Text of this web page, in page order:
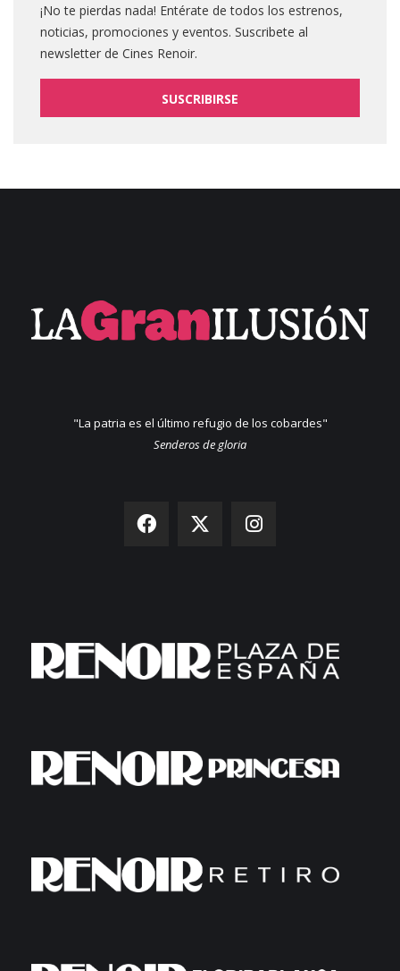
¡No te pierdas nada! Entérate de todos los estrenos,
noticias, promociones y eventos. Suscribete al
newsletter de Cines Renoir.
SUSCRIBIRSE
"La patria es el último refugio de los cobardes"
Senderos de gloria